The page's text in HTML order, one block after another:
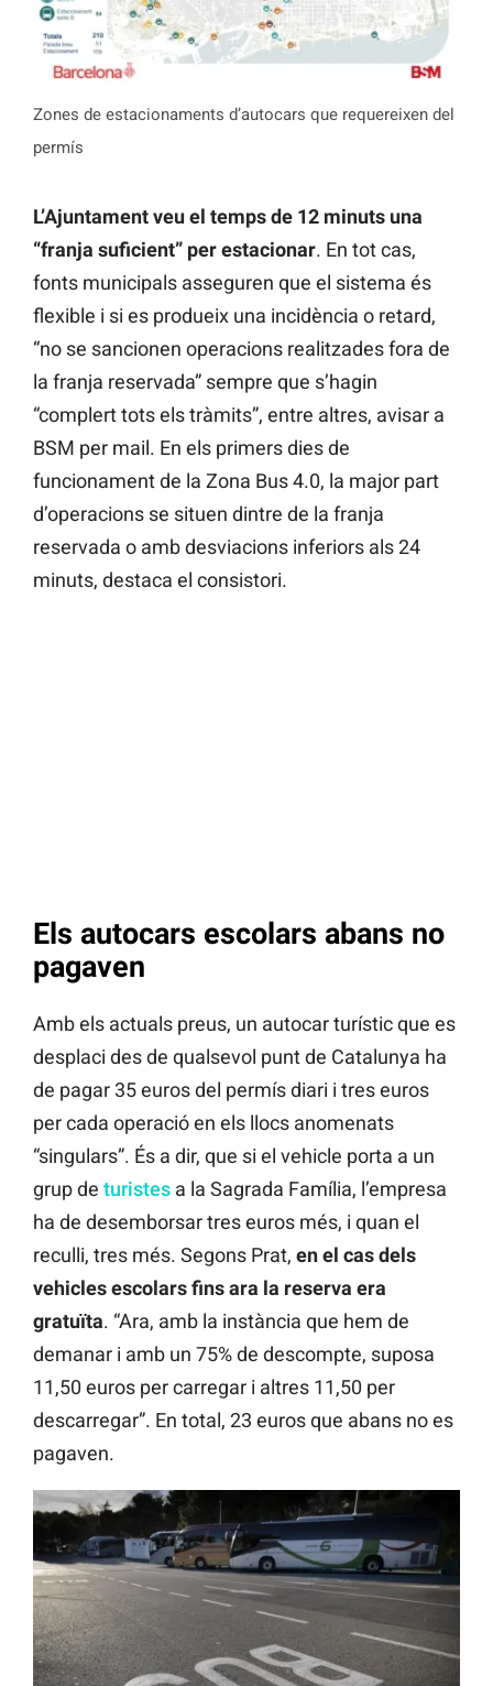
Zones de estacionaments d’autocars que requereixen del
permís
L’Ajuntament veu el temps de 12 minuts una
“franja suficient” per estacionar. En tot cas,
fonts municipals asseguren que el sistema és
flexible i si es produeix una incidència o retard,
“no se sancionen operacions realitzades fora de
la franja reservada” sempre que s’hagin
“complert tots els tràmits”, entre altres, avisar a
BSM per mail. En els primers dies de
funcionament de la Zona Bus 4.0, la major part
d’operacions se situen dintre de la franja
reservada o amb desviacions inferiors als 24
minuts, destaca el consistori.
Els autocars escolars abans no
pagaven
Amb els actuals preus, un autocar turístic que es
desplaci des de qualsevol punt de Catalunya ha
de pagar 35 euros del permís diari i tres euros
per cada operació en els llocs anomenats
“singulars”. És a dir, que si el vehicle porta a un
grup de turistes a la Sagrada Família, l’empresa
ha de desemborsar tres euros més, i quan el
reculli, tres més. Segons Prat, en el cas dels
vehicles escolars fins ara la reserva era
gratuïta. “Ara, amb la instància que hem de
demanar i amb un 75% de descompte, suposa
11,50 euros per carregar i altres 11,50 per
descarregar”. En total, 23 euros que abans no es
pagaven.